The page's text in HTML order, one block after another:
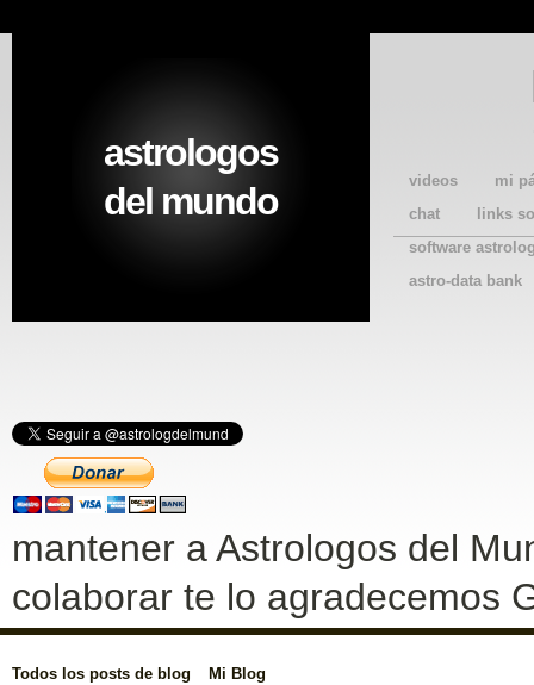
videos
mi
chat
links
software
astro-data bank
astrologos
del mundo
mantener a Astrologos del
colaborar te lo agradecemos
Todos los posts de blog Mi Blog